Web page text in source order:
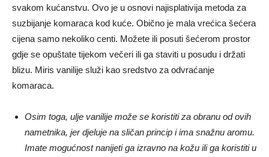
svakom kućanstvu. Ovo je u osnovi najisplativija metoda za
suzbijanje komaraca kod kuće. Obično je mala vrećica šećera
cijena samo nekoliko centi. Možete ili posuti šećerom prostor
gdje se opuštate tijekom večeri ili ga staviti u posudu i držati
blizu. Miris vanilije služi kao sredstvo za odvraćanje
komaraca.
Osim toga, ulje vanilije može se koristiti za obranu od ovih
nametnika, jer djeluje na sličan princip i ima snažnu aromu.
Imate mogućnost nanijeti ga izravno na kožu ili ga koristiti u